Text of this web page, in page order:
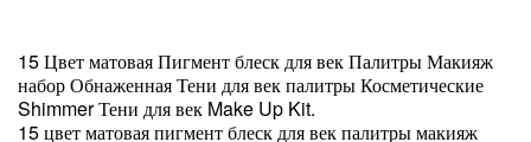
15 Цвет матовая Пигмент блеск для век Палитры Макияж
набор Обнаженная Тени для век палитры Косметические
Shimmer Тени для век Make Up Kit.
15 цвет матовая пигмент блеск для век палитры макияж